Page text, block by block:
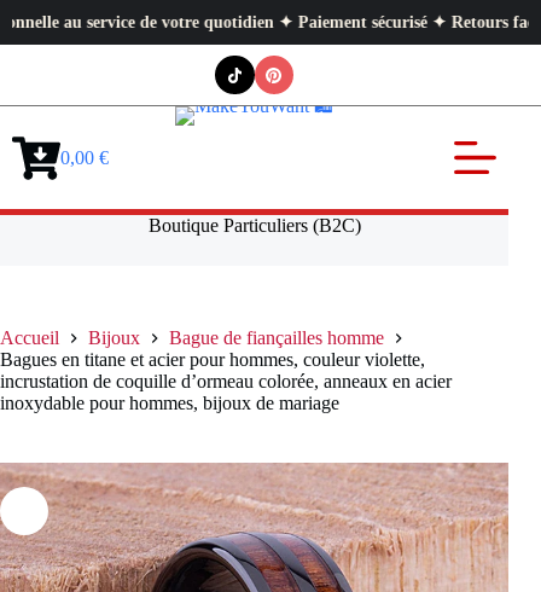
service de votre quotidien ✦ Paiement sécurisé ✦ Retours faciles
Panier0,00 €
Boutique Particuliers (B2C)
Accueil Bijoux
Bague de fiançailles homme
Bagues en titane et acier pour hommes, couleur violette,
incrustation de coquille d’ormeau colorée, anneaux en acier
inoxydable pour hommes, bijoux de mariage